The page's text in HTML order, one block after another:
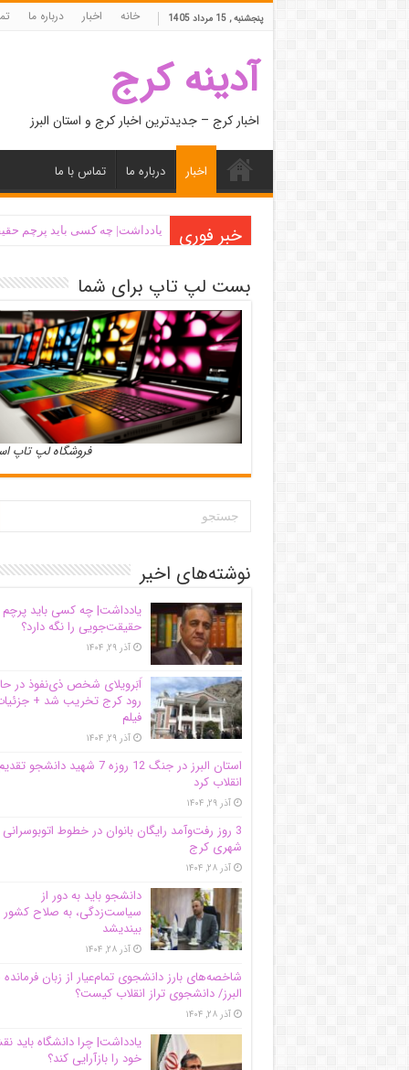
پنجشنبه , 15 مرداد 1405 خانه اخبار درباره ما
آدینه کرج
اخبار کرج – جدیدترین اخبار کرج و استان البرز
اخبار درباره ما تماس با ما
خبر فوری یادداشت| ‌چه کسی باید پرچم
بست لپ تاپ برای شما
فروشگاه لپ تاپ
نوشته‌های اخیر
یادداشت| ‌چه کسی باید پرچم
حقیقت‌جویی را نگه دارد؟
آذر ۲۹, ۱۴۰۴
اَبَر‌ویلای شخص ذی‌نفوذ در
رود کرج تخریب شد +
فیلم
آذر ۲۹, ۱۴۰۴
استان البرز در جنگ 12 روزه 7 شهید دانشجو تقدیم
انقلاب کرد
آذر ۲۹, ۱۴۰۴
3 روز رفت‌وآمد رایگان بانوان در خطوط اتوبوسرانی
شهری کرج
آذر ۲۸, ۱۴۰۴
دانشجو باید به دور از
سیاست‌زدگی، به صلاح کشور
بیندیشد
آذر ۲۸, ۱۴۰۴
شاخصه‌های بارز دانشجوی تمام‌عیار از زبان فرمانده
البرز/ دانشجوی تراز انقلاب کیست؟
آذر ۲۸, ۱۴۰۴
یادداشت| چرا دانشگاه باید
خود را بازآرایی کند؟